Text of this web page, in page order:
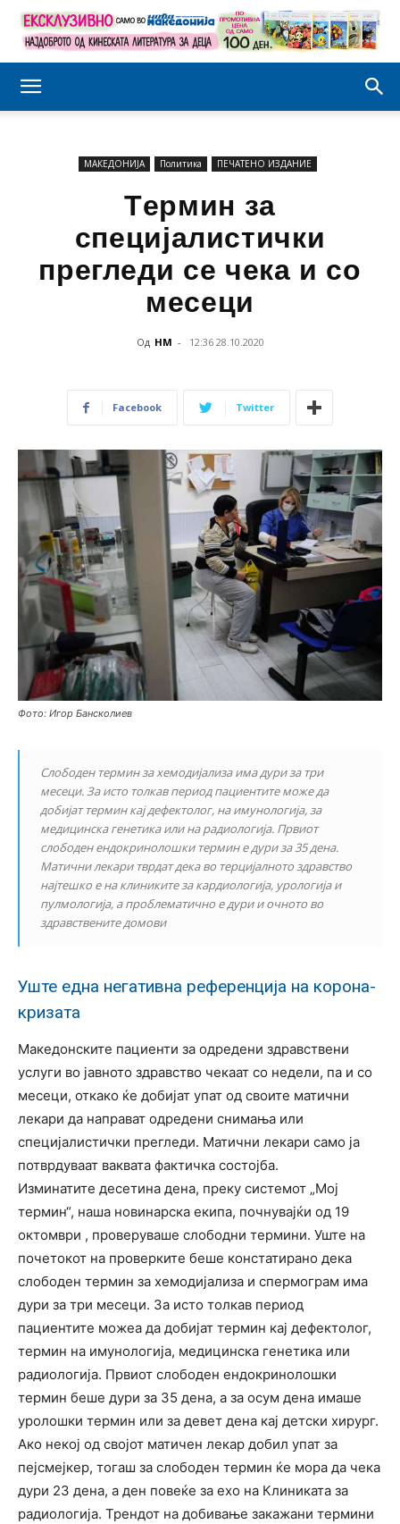
МАКЕДОНИЈА Политика ПЕЧАТЕНО ИЗДАНИЕ
Tермин за
специјалистички
прегледи се чека и со
месеци
Од НМ - 12:36 28.10.2020
Facebook Twitter
Фото: Игор Бансколиев
Слободен термин за хемодијализа има дури за три
месеци. За исто толкав период пациентите може да
добијат термин кај дефектолог, на имунологија, за
медицинска генетика или на радиологија. Првиот
слободен ендокринолошки термин е дури за 35 дена.
Матични лекари тврдат дека во терцијалното здравство
најтешко е на клиниките за кардиологија, урологија и
пулмологија, а проблематично е дури и очното во
здравствените домови
Уште една негативна референција на корона-
кризата
Македонските пациенти за одредени здравствени
услуги во јавното здравство чекаат со недели, па и со
месеци, откако ќе добијат упат од своите матични
лекари да направат одредени снимања или
специјалистички прегледи. Матични лекари само ја
потврдуваат ваквата фактичка состојба.
Изминатите десетина дена, преку системот „Мој
термин“, наша новинарска екипа, почнувајќи од 19
октомври , проверуваше слободни термини. Уште на
почетокот на проверките беше констатирано дека
слободен термин за хемодијализа и спермограм има
дури за три месеци. За исто толкав период
пациентите можеа да добијат термин кај дефектолог,
термин на имунологија, медицинска генетика или
радиологија. Првиот слободен ендокринолошки
термин беше дури за 35 дена, а за осум дена имаше
уролошки термин или за девет дена кај детски хирург.
Ако некој од својот матичен лекар добил упат за
пејсмејкер, тогаш за слободен термин ќе мора да чека
дури 23 дена, а ден повеќе за ехо на Клиниката за
радиологија. Трендот на добивање закажани термини